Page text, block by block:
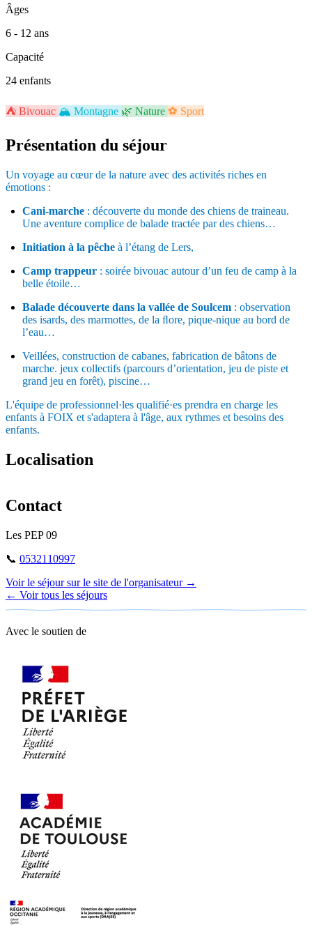
Âges
6 - 12 ans
Capacité
24 enfants
⛺ Bivouac 🏔️ Montagne 🌿 Nature ⚽ Sport
Présentation du séjour
Un voyage au cœur de la nature avec des activités riches en
émotions :
Cani-marche : découverte du monde des chiens de traineau.
Une aventure complice de balade tractée par des chiens…
Initiation à la pêche à l’étang de Lers,
Camp trappeur : soirée bivouac autour d’un feu de camp à la
belle étoile…
Balade découverte dans la vallée de Soulcem : observation
des isards, des marmottes, de la ﬂore, pique-nique au bord de
l’eau…
Veillées, construction de cabanes, fabrication de bâtons de
marche. jeux collectifs (parcours d’orientation, jeu de piste et
grand jeu en forêt), piscine…
L'équipe de professionnel·les qualifié·es prendra en charge les
enfants à FOIX et s'adaptera à l'âge, aux rythmes et besoins des
enfants.
Localisation
+
Contact
Les PEP 09
📞 0532110997
Voir le séjour sur le site de l'organisateur →
← Voir tous les séjours
Avec le soutien de